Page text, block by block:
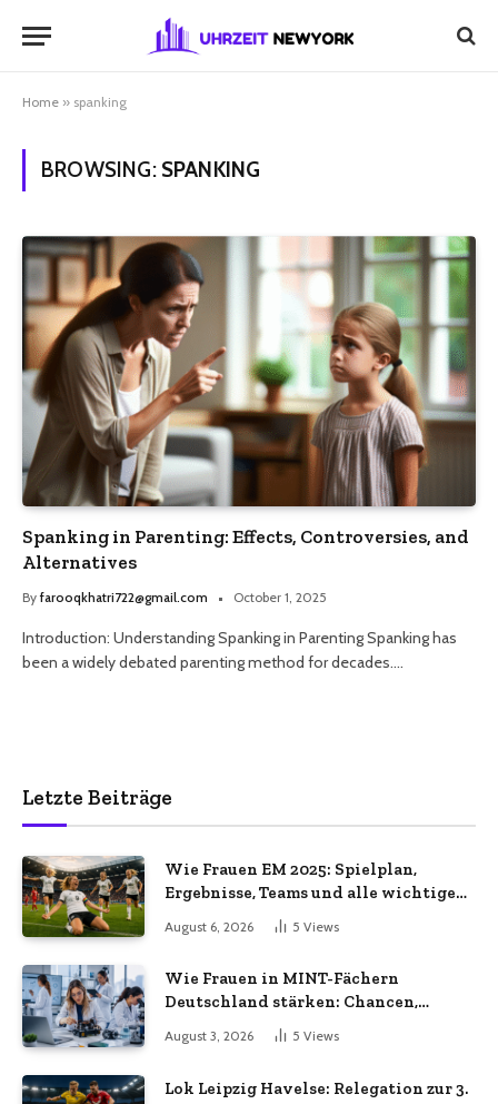
Home » spanking
BROWSING: SPANKING
Spanking in Parenting: Effects, Controversies, and
Alternatives
By farooqkhatri722@gmail.com October 1, 2025
Introduction: Understanding Spanking in Parenting Spanking has
been a widely debated parenting method for decades.…
Letzte Beiträge
Wie Frauen EM 2025: Spielplan,
Ergebnisse, Teams und alle wichtigen
August 6, 2026 5 Views
Wie Frauen in MINT-Fächern
Deutschland stärken: Chancen,
Herausforderungen und aktuelle
Entwicklungen
August 3, 2026 5 Views
Lok Leipzig Havelse: Relegation zur 3.